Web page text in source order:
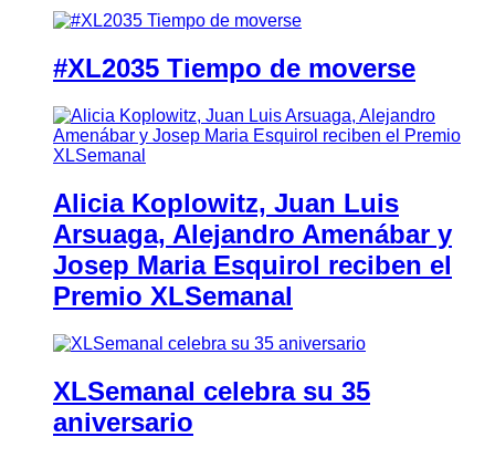
#XL2035 Tiempo de moverse
Alicia Koplowitz, Juan Luis
Arsuaga, Alejandro Amenábar y
Josep Maria Esquirol reciben el
Premio XLSemanal
XLSemanal celebra su 35
aniversario